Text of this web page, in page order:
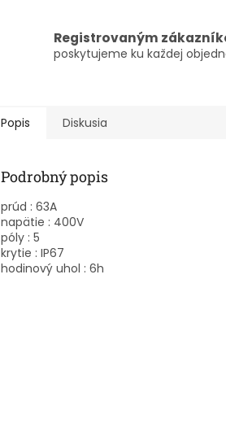
Registrovaným
poskytujeme ku každej
Popis Diskusia
Podrobný popis
prúd : 63A
napätie : 400V
póly : 5
krytie : IP67
hodinový uhol : 6h